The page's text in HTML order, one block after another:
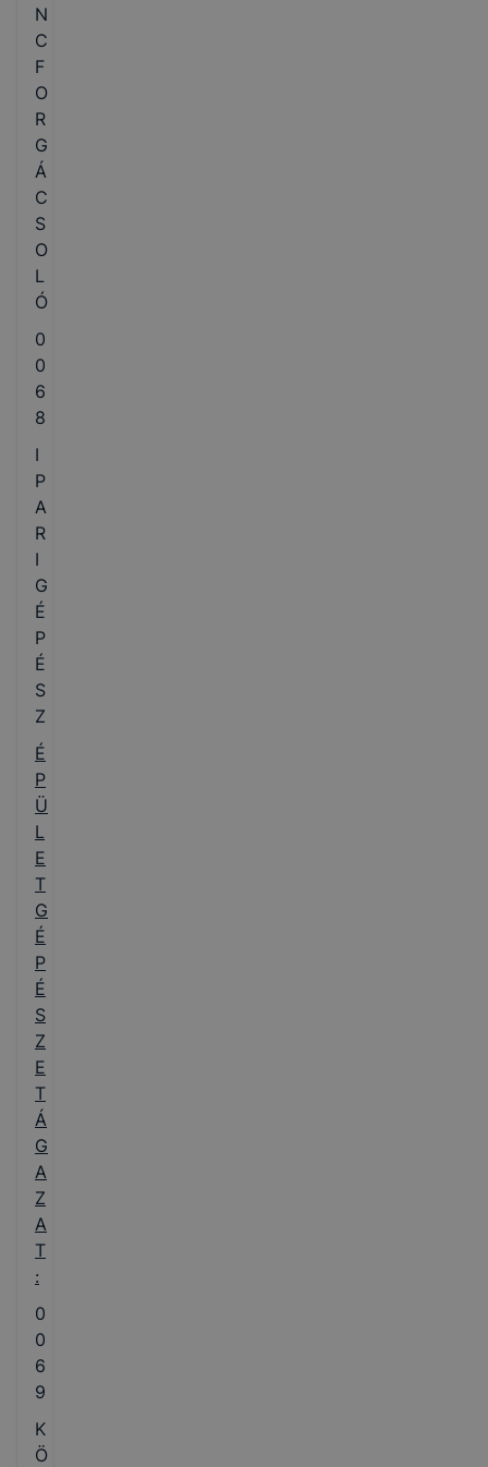
N
C
F
O
R
G
Á
C
S
O
L
Ó
0
0
6
8
I
P
A
R
I
G
É
P
É
S
Z
É
P
Ü
L
E
T
G
É
P
É
S
Z
E
T
Á
G
A
Z
A
T
:
0
0
6
9
K
Ö